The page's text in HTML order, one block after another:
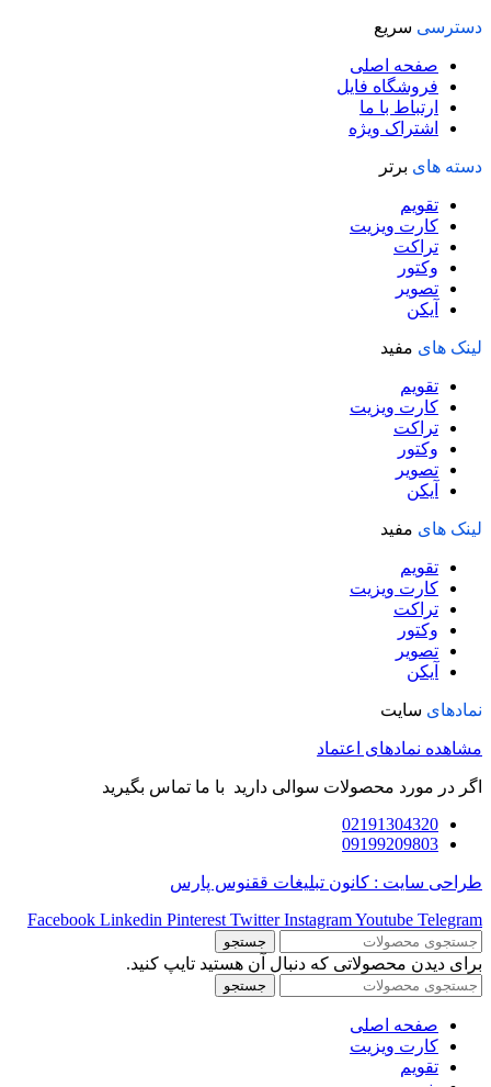
بود.
دسترسی سریع
صفحه اصلی
فروشگاه فایل
ارتباط با ما
اشتراک ویژه
دسته های برتر
تقویم
کارت ویزیت
تراکت
وکتور
تصویر
آیکن
لینک های مفید
تقویم
کارت ویزیت
تراکت
وکتور
تصویر
آیکن
لینک های مفید
تقویم
کارت ویزیت
تراکت
وکتور
تصویر
آیکن
نمادهای سایت
مشاهده نمادهای اعتماد
اگر در مورد محصولات سوالی دارید با ما تماس بگیرید
02191304320
09199209803
طراحی سایت : کانون تبلیغات ققنوس پارس
Facebook Linkedin Pinterest Twitter InstagramYoutube Telegram
جستجو
برای دیدن محصولاتی که دنبال آن هستید تایپ کنید.
جستجو
صفحه اصلی
کارت ویزیت
تقویم